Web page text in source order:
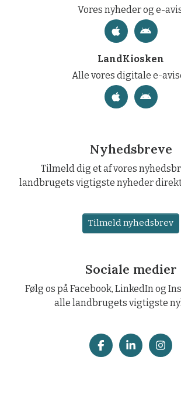
Vores nyheder og e-
LandKiosken
Alle vores digitale e-
Nyhedsbreve
Tilmeld dig et af vores
landbrugets vigtigste nyheder
Tilmeld nyhedsbrev
Sociale medier
Følg os på Facebook, LinkedIn og
alle landbrugets vigtigste